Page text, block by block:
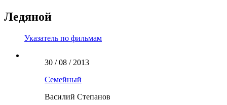
Ледяной
Указатель по фильмам
30 / 08 / 2013
Семейный
Василий Степанов